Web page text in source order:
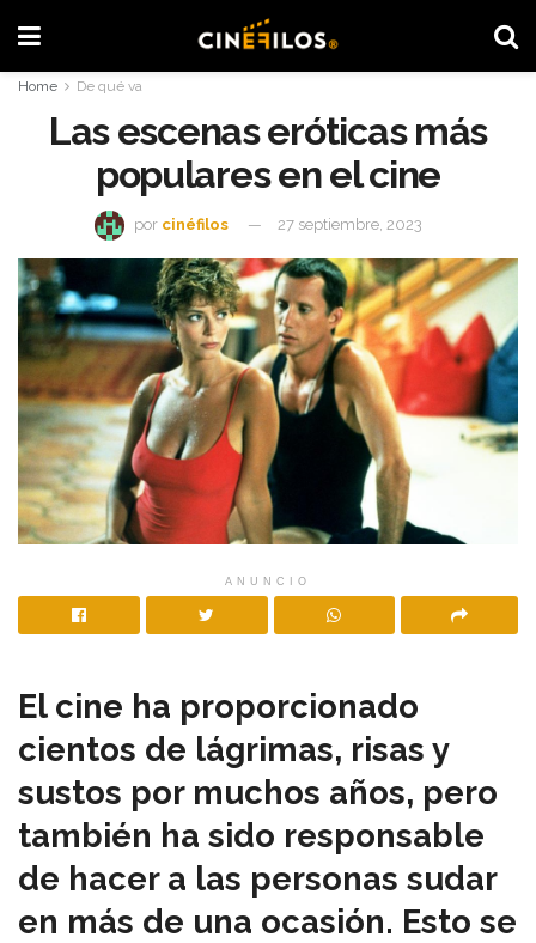
Home De qué va
Las escenas eróticas más
populares en el cine
por cinéfilos 27 septiembre, 2023
ANUNCIO
El cine ha proporcionado
cientos de lágrimas, risas y
sustos por muchos años, pero
también ha sido responsable
de hacer a las personas sudar
en más de una ocasión. Esto se